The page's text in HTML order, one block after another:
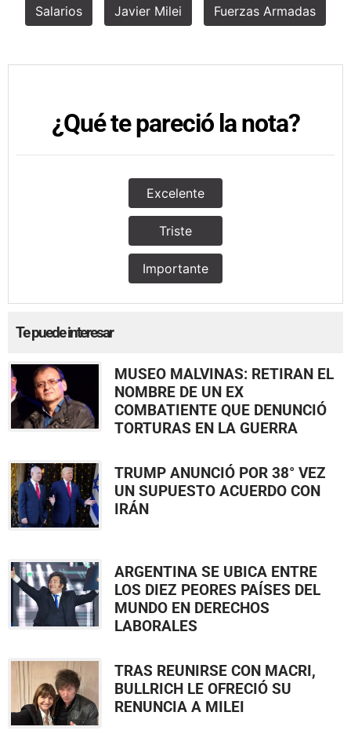
Salarios Javier Milei Fuerzas Armadas
¿Qué te pareció la nota?
Excelente
Triste
Importante
Te puede interesar
MUSEO MALVINAS: RETIRAN EL
NOMBRE DE UN EX
COMBATIENTE QUE DENUNCIÓ
TORTURAS EN LA GUERRA
TRUMP ANUNCIÓ POR 38° VEZ
UN SUPUESTO ACUERDO CON
IRÁN
ARGENTINA SE UBICA ENTRE
LOS DIEZ PEORES PAÍSES DEL
MUNDO EN DERECHOS
LABORALES
TRAS REUNIRSE CON MACRI,
BULLRICH LE OFRECIÓ SU
RENUNCIA A MILEI